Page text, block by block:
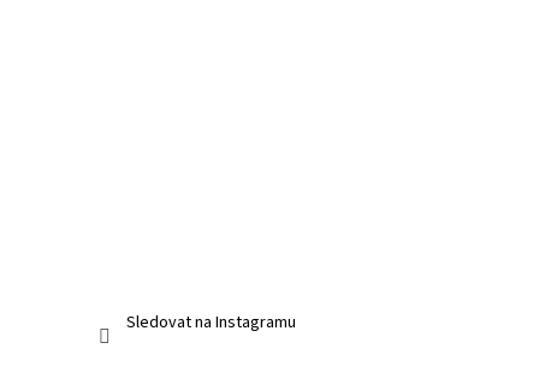
Sledovat na Instagramu